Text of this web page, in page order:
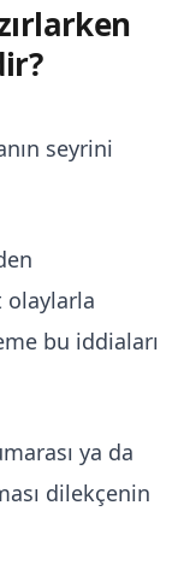
seyrini
olaylarla
bu iddiaları
ya da
dilekçenin